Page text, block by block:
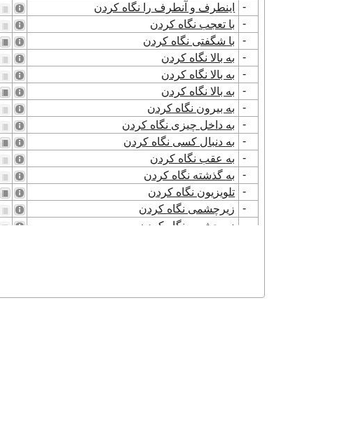
اینطرف و آنطرف را نگاه کردن
-
با تعجب نگاه کردن
-
با شگفتی نگاه کردن
-
به بالا نگاه کردن
-
به بالا نگاه کردن
-
به بالا نگاه کردن
-
به بیرون نگاه کردن
-
به داخل چیزی نگاه کردن
-
به دنبال کسی نگاه کردن
-
به عقب نگاه کردن
-
به گذشته نگاه کردن
-
تلویزیون نگاه کردن
-
زیرچشمی نگاه کردن
-
زیرچشمی نگاه کردن
نگاه کردن